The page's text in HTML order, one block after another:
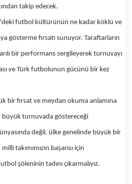
takip edecek.
futbol kültürünün ne kadar köklü ve
gösterme fırsatı sunuyor. Taraftarların
bir performans sergileyerek turnuvayı
ve Türk futbolunun gücünü bir kez
bir fırsat ve meydan okuma anlamına
büyük turnuvada göstereceği
değil, ülke genelinde büyük bir
takımımızın başarısı için
şöleninin tadını çıkarmalıyız.